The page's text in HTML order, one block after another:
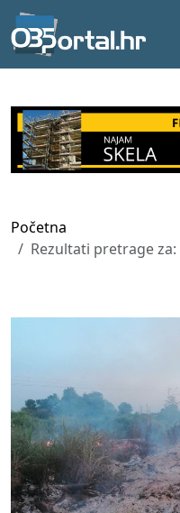
Početna
Rezultati pretrage za: